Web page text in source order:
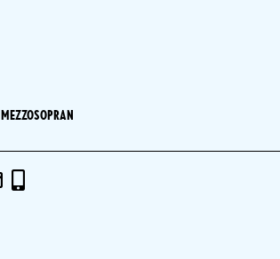
MEZZOSOPRAN